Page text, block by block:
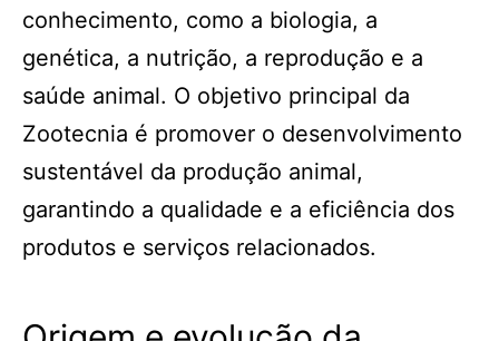
conhecimento, como a biologia, a
genética, a nutrição, a reprodução e a
saúde animal. O objetivo principal da
Zootecnia é promover o desenvolvimento
sustentável da produção animal,
garantindo a qualidade e a eficiência dos
produtos e serviços relacionados.